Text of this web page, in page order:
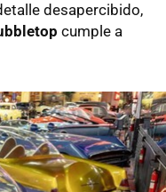
desapercibido,
cumple a